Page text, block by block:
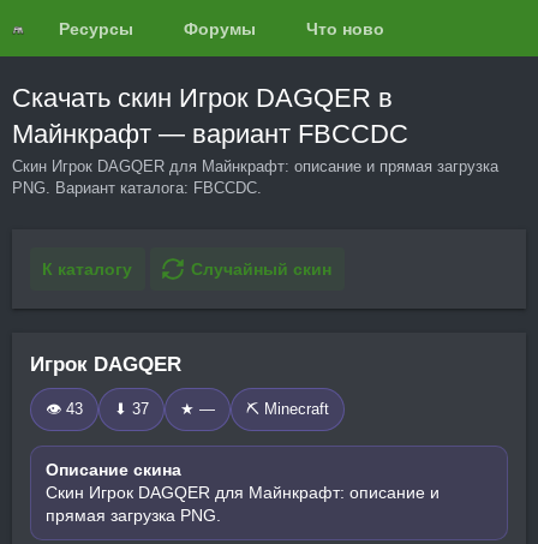
Ресурсы Форумы Что нового?
Скачать скин Игрок DAGQER в
Майнкрафт — вариант FBCCDC
Скин Игрок DAGQER для Майнкрафт: описание и прямая загрузка
PNG. Вариант каталога: FBCCDC.
К каталогу Случайный скин
Игрок DAGQER
👁 43 ⬇ 37 ★ — ⛏️ Minecraft
Описание скина
Скин Игрок DAGQER для Майнкрафт: описание и
прямая загрузка PNG.